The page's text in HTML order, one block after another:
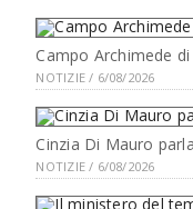
Campo Archimede
NOTIZIE / 6/08/2026
Cinzia Di Mauro
NOTIZIE / 6/08/2026